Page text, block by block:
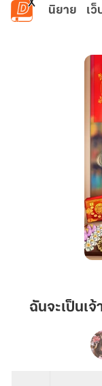
ข้ามไปยังเนื้อหาหลัก
นิยาย เ
เป็น
แม่
ข
ฉันจะเป็นเ